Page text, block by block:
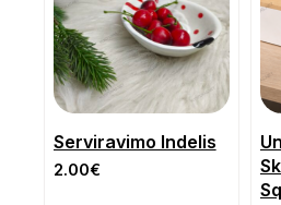
Serviravimo Indelis
2.00€